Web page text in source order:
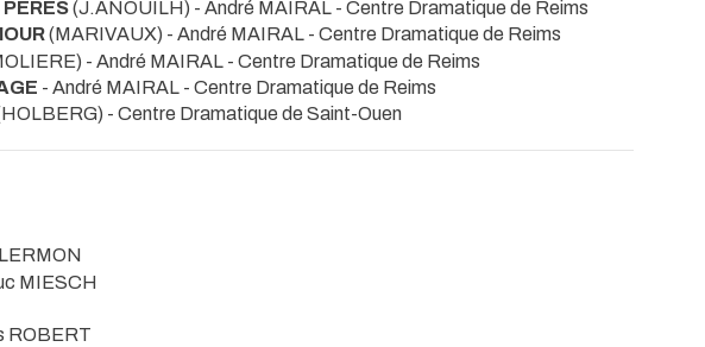
(J.ANOUILH) - André MAIRAL - Centre Dramatique de Reims
(MARIVAUX) - André MAIRAL - Centre Dramatique de Reims
- André MAIRAL - Centre Dramatique de Reims
- André MAIRAL - Centre Dramatique de Reims
- Centre Dramatique de Saint-Ouen
MIESCH
ROBERT